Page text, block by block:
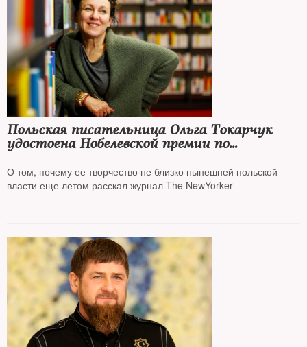
Польская писательница Ольга Токарчук
удостоена Нобелевской премии по
О том, почему ее творчество не близко нынешней польской
власти еще летом расскал журнал The NewYorker